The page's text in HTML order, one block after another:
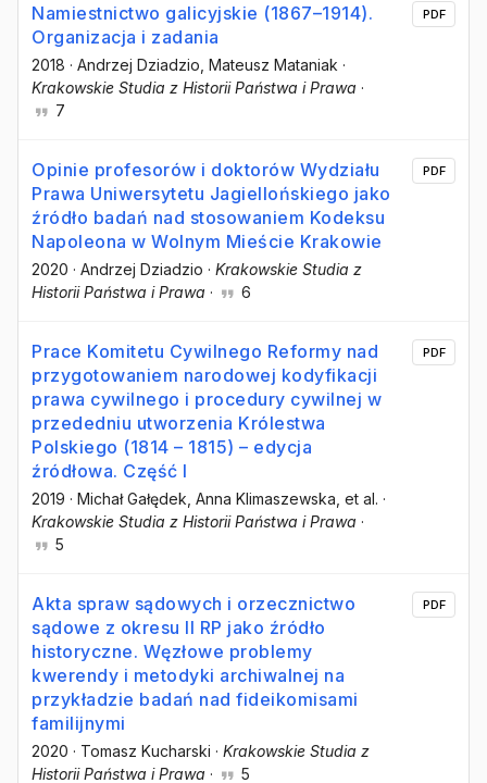
Namiestnictwo galicyjskie (1867–1914).
Organizacja i zadania
2018 · Andrzej Dziadzio , Mateusz Mataniak ·
Krakowskie Studia z Historii Państwa i Prawa ·
7
PDF
Opinie profesorów i doktorów Wydziału
Prawa Uniwersytetu Jagiellońskiego jako
źródło badań nad stosowaniem Kodeksu
Napoleona w Wolnym Mieście Krakowie
2020 · Andrzej Dziadzio · Krakowskie Studia z
Historii Państwa i Prawa · 6
PDF
Prace Komitetu Cywilnego Reformy nad
przygotowaniem narodowej kodyfikacji
prawa cywilnego i procedury cywilnej w
przededniu utworzenia Królestwa
Polskiego (1814 – 1815) – edycja
źródłowa. Część I
2019 · Michał Gałędek , Anna Klimaszewska , et al. ·
Krakowskie Studia z Historii Państwa i Prawa ·
5
PDF
Akta spraw sądowych i orzecznictwo
sądowe z okresu II RP jako źródło
historyczne. Węzłowe problemy
kwerendy i metodyki archiwalnej na
przykładzie badań nad fideikomisami
familijnymi
2020 · Tomasz Kucharski · Krakowskie Studia z
Historii Państwa i Prawa · 5
PDF